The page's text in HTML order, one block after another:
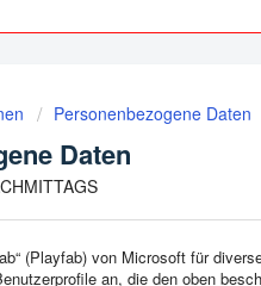
Personenbezogene Daten
Daten
(Playfab) von Microsoft für
an, die den oben